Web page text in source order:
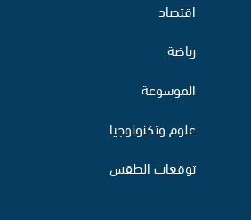
اقتصاد
رياضة
الموسوعة
علوم وتكنولوجيا
توقعات الطقس